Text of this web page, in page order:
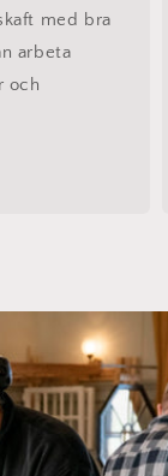
med bra
arbeta
och